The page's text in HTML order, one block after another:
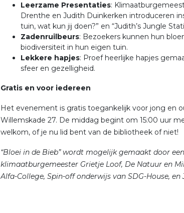
Leerzame Presentaties:
Drenthe en Judith Duinkerken introduceren
tuin, wat kun jij doen?” en “Judith’s Jungle
Zadenruilbeurs: Bezoekers kunnen hun
biodiversiteit in hun eigen tuin.
Lekkere hapjes: Proef heerlijke hapjes
sfeer en gezelligheid.
Gratis en voor iedereen
Het evenement is gratis toegankelijk voor jong en
Willemskade 27. De middag begint om 15:00 uur
welkom, of je nu lid bent van de bibliotheek of niet!
“Bloei in de Bieb” wordt mogelijk gemaakt door
klimaatburgemeester Grietje Loof, De Natuur en
Alfa-College, Spin-off onderwijs van SDG-House,